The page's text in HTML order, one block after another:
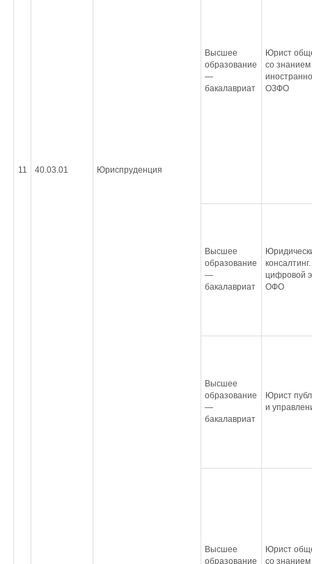
11 40.03.01 Юриспруденция
Высшее
образование
—
бакалавриат
Юрист
со знанием
ОЗФО
Высшее
образование
—
бакалавриат
цифровой
ОФО
Высшее
образование
—
бакалавриат
Юрист
и
Высшее
образование
Юрист
со знанием